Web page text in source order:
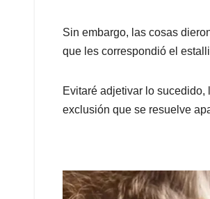
Sin embargo, las cosas
que les correspondió el
Evitaré adjetivar lo
exclusión que se resuelve